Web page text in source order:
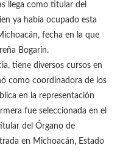
llega como titular del
ya había ocupado esta
fecha en la que
Bogarin.
tiene diversos cursos en
como coordinadora de los
en la representación
fue seleccionada en el
del Órgano de
en Michoacán, Estado